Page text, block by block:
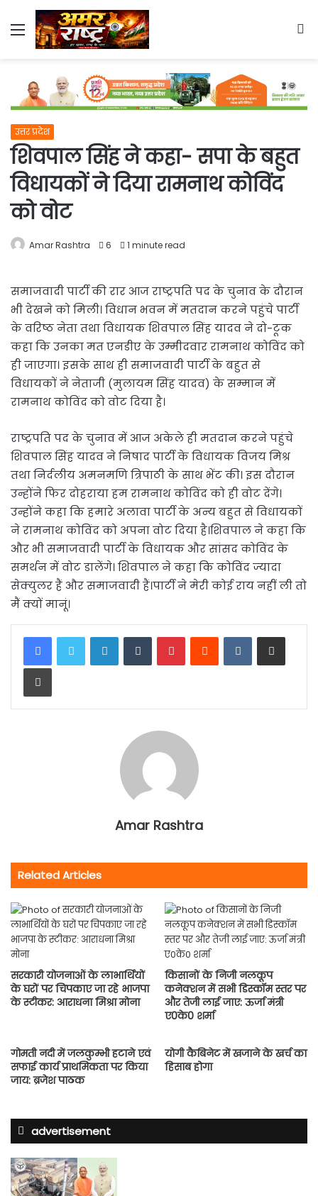
Menu
उत्तर प्रदेश
शिवपाल सिंह ने कहा- सपा के बहुत
विधायकों ने दिया रामनाथ कोविंद
को वोट
Amar Rashtra 6 1 minute read
समाजवादी पार्टी की रार आज राष्ट्रपति पद के चुनाव के दौरान
भी देखने को मिली। विधान भवन में मतदान करने पहुंचे पार्टी
के वरिष्ठ नेता तथा विधायक शिवपाल सिंह यादव ने दो-टूक
कहा कि उनका मत एनडीए के उम्मीदवार रामनाथ कोविंद को
ही जाएगा। इसके साथ ही समाजवादी पार्टी के बहुत से
विधायकों ने नेताजी (मुलायम सिंह यादव) के सम्मान में
रामनाथ कोविंद को वोट दिया है।
राष्ट्रपति पद के चुनाव में आज अकेले ही मतदान करने पहुंचे
शिवपाल सिंह यादव ने निषाद पार्टी के विधायक विजय मिश्र
तथा निर्दलीय अमनमणि त्रिपाठी के साथ भेंट की। इस दौरान
उन्होंने फिर दोहराया हम रामनाथ कोविंद को ही वोट देंगे।
उन्होंने कहा कि हमारे अलावा पार्टी के अन्य बहुत से विधायकों
ने रामनाथ कोविंद को अपना वोट दिया है।शिवपाल ने कहा कि
और भी समाजवादी पार्टी के विधायक और सांसद कोविंद के
समर्थन में वोट डालेंगे। शिवपाल ने कहा कि कोविंद ज्यादा
सेक्युलर हैं और समाजवादी हैं।पार्टी ने मेरी कोई राय नहीं ली तो
मैं क्यों मानूं।
LinkedInTumblrPinterestReddit VKontakteShare via Email
Print
Amar Rashtra
Related Articles
सरकारी योजनाओं के लाभार्थियों
के घरों पर चिपकाए जा रहे भाजपा
के स्टीकर: आराधना मिश्रा मोना
किसानों के निजी नलकूप
कनेक्शन में सभी डिस्कॉम स्तर पर
और तेजी लाई जाए: ऊर्जा मंत्री
ए0के0 शर्मा
गोमती नदी में जलकुम्भी हटाने एवं
सफाई कार्य प्राथमिकता पर किया
जाय: ब्रजेश पाठक
योगी कैबिनेट में खजाने के खर्च का
हिसाब होगा
advertisement